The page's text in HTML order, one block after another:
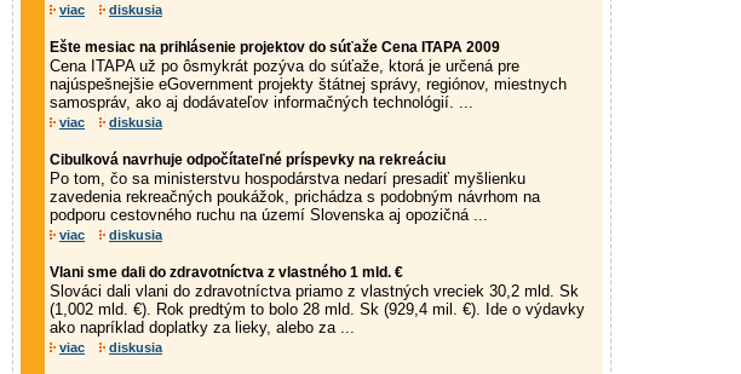
viac diskusia
Ešte mesiac na prihlásenie projektov do súťaže Cena ITAPA 2009
Cena ITAPA už po ôsmykrát pozýva do súťaže, ktorá je určená pre
najúspešnejšie eGovernment projekty štátnej správy, regiónov, miestnych
samospráv, ako aj dodávateľov informačných technológií. ...
viac diskusia
Cibulková navrhuje odpočítateľné príspevky na rekreáciu
Po tom, čo sa ministerstvu hospodárstva nedarí presadiť myšlienku
zavedenia rekreačných poukážok, prichádza s podobným návrhom na
podporu cestovného ruchu na území Slovenska aj opozičná ...
viac diskusia
Vlani sme dali do zdravotníctva z vlastného 1 mld. €
Slováci dali vlani do zdravotníctva priamo z vlastných vreciek 30,2 mld. Sk
(1,002 mld. €). Rok predtým to bolo 28 mld. Sk (929,4 mil. €). Ide o výdavky
ako napríklad doplatky za lieky, alebo za ...
viac diskusia